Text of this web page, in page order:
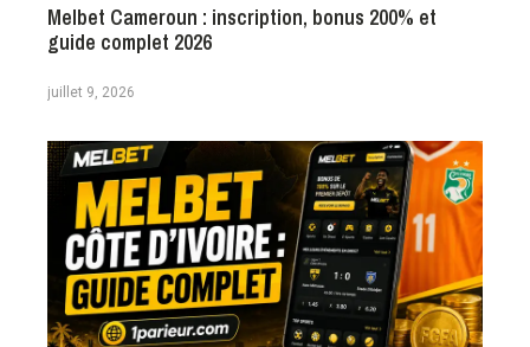
Melbet Cameroun : inscription, bonus 200% et
guide complet 2026
juillet 9, 2026